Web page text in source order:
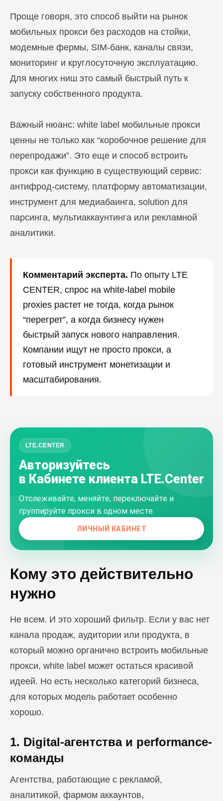
Проще говоря, это способ выйти на рынок
мобильных прокси без расходов на стойки,
модемные фермы, SIM-банк, каналы связи,
мониторинг и круглосуточную эксплуатацию.
Для многих ниш это самый быстрый путь к
запуску собственного продукта.
Важный нюанс: white label мобильные прокси
ценны не только как “коробочное решение для
перепродажи”. Это еще и способ встроить
прокси как функцию в существующий сервис:
антифрод-систему, платформу автоматизации,
инструмент для медиабаинга, solution для
парсинга, мультиаккаунтинга или рекламной
аналитики.
Комментарий эксперта. По опыту LTE
CENTER, спрос на white-label mobile
proxies растет не тогда, когда рынок
“перегрет”, а когда бизнесу нужен
быстрый запуск нового направления.
Компании ищут не просто прокси, а
готовый инструмент монетизации и
масштабирования.
LTE.CENTER
Авторизуйтесь
в Кабинете клиента LTE.Center
Отслеживайте, меняйте, переключайте и
группируйте прокси в одном месте.
ЛИЧНЫЙ КАБИНЕТ
Кому это действительно
нужно
Не всем. И это хороший фильтр. Если у вас нет
канала продаж, аудитории или продукта, в
который можно органично встроить мобильные
прокси, white label может остаться красивой
идеей. Но есть несколько категорий бизнеса,
для которых модель работает особенно
хорошо.
1. Digital-агентства и performance-
команды
Агентства, работающие с рекламой,
аналитикой, фармом аккаунтов,